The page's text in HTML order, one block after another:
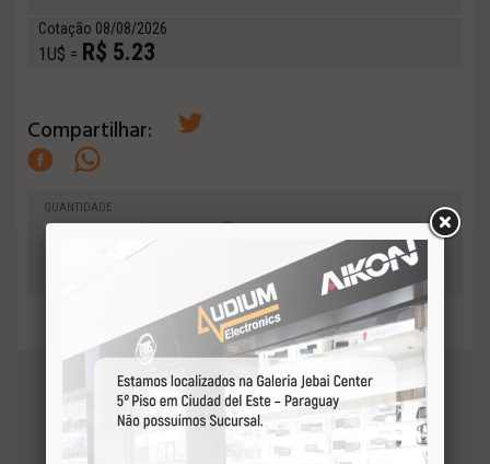
Cotação 08/08/2026
1U$ = R$ 5.23
Compartilhar:
QUANTIDADE
+ Adicionar
ao orçamento